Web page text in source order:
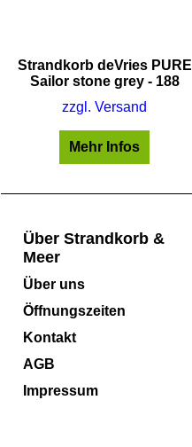
Strandkorb deVries PURE
Sailor stone grey - 188
zzgl. Versand
Mehr Infos
Über Strandkorb &
Meer
Über uns
Öffnungszeiten
Kontakt
AGB
Impressum